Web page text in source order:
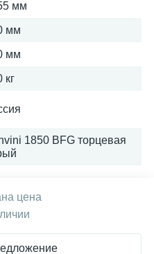
мм
мм
мм
кг
1850 BFG торцевая
цена